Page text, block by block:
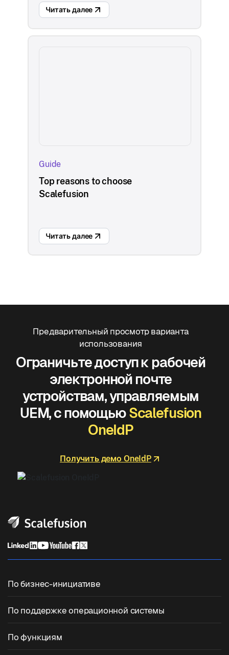
Читать далее
Guide
Top reasons to choose
Scalefusion
Читать далее
Предварительный просмотр варианта
использования
Ограничьте доступ к рабочей
электронной почте
устройствам, управляемым
UEM, с помощьюScalefusion
OneIdP
Получить демо OneIdP
По бизнес-инициативе
По поддержке операционной системы
По функциям